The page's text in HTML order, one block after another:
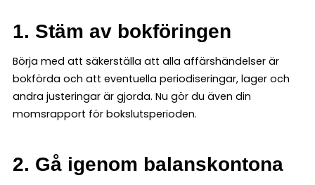
1. Stäm av bokföringen
Börja med att säkerställa att alla affärshändelser är
bokförda och att eventuella periodiseringar, lager och
andra justeringar är gjorda. Nu gör du även din
momsrapport för bokslutsperioden.
2. Gå igenom balanskontona